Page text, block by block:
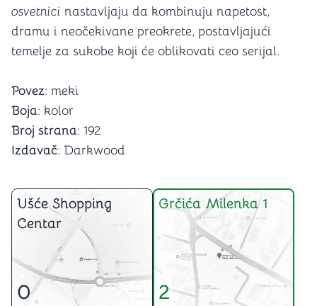
osvetnici nastavljaju da kombinuju napetost,
dramu i neočekivane preokrete, postavljajući
temelje za sukobe koji će oblikovati ceo serijal.
Povez: meki
Boja: kolor
Broj strana: 192
Izdavač: Darkwood
Ušće Shopping
Centar
0
Grčića Milenka 1
2